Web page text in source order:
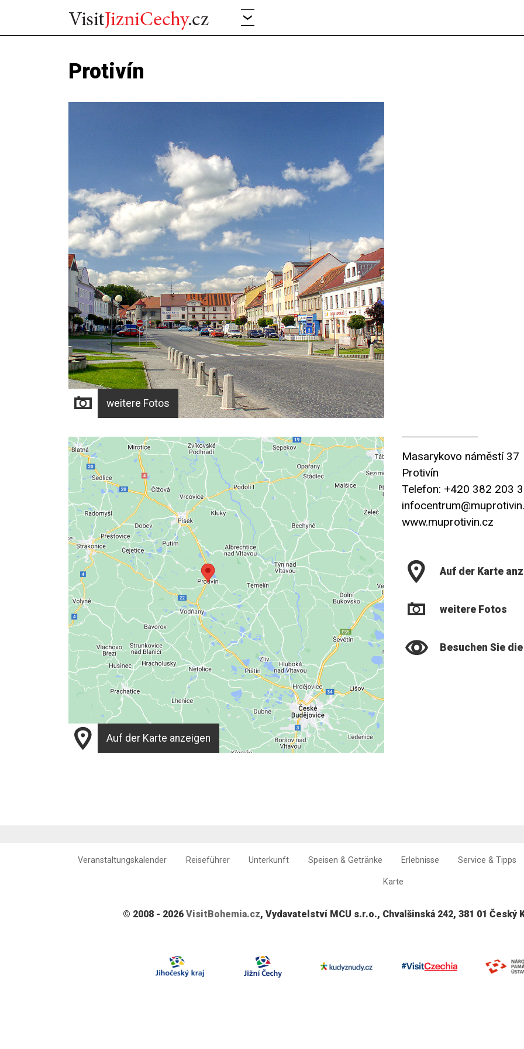
Protivín
weitere Fotos
Auf der Karte anzeigen
Masarykovo náměstí 37
Protivín
Telefon: +420 382 203
www.muprotivin.cz
Auf der Karte
weitere Fotos
Besuchen Sie
Veranstaltungskalender Reiseführer Unterkunft Speisen & Getränke Erlebnisse Service & Tipps
Karte
© 2008 - 2026 VisitBohemia.cz, Vydavatelství MCU s.r.o., Chvalšinská 242, 381 01 Český